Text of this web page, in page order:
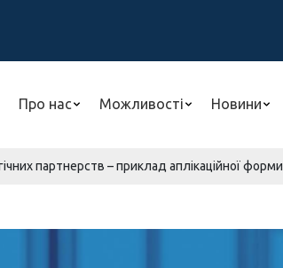
Про нас Можливості Новини
партнерств – приклад аплікаційної форми